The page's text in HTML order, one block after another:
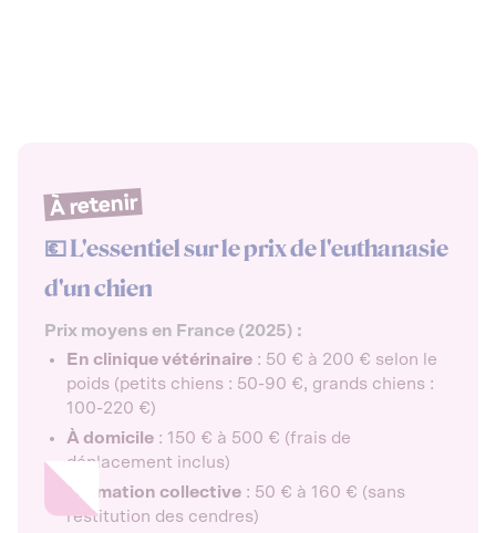
À retenir
💶 L'essentiel sur le prix de l'euthanasie
d'un chien
Prix moyens en France (2025) :
En clinique vétérinaire : 50 € à 200 € selon le
poids (petits chiens : 50-90 €, grands chiens :
100-220 €)
À domicile : 150 € à 500 € (frais de
déplacement inclus)
Crémation collective : 50 € à 160 € (sans
restitution des cendres)